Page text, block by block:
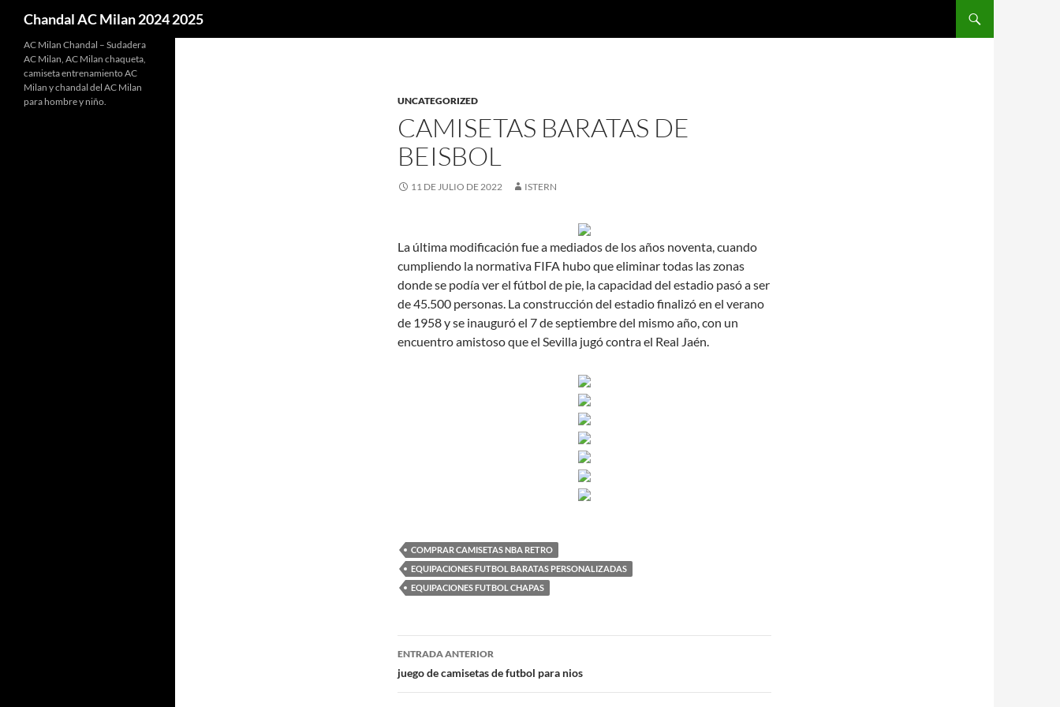
Chandal AC Milan 2024 2025
UNCATEGORIZED
CAMISETAS BARATAS DE
BEISBOL
11 DE JULIO DE 2022 ISTERN
La última modificación fue a mediados de los años noventa, cuando
cumpliendo la normativa FIFA hubo que eliminar todas las zonas
donde se podía ver el fútbol de pie, la capacidad del estadio pasó a ser
de 45.500 personas. La construcción del estadio finalizó en el verano
de 1958 y se inauguró el 7 de septiembre del mismo año, con un
encuentro amistoso que el Sevilla jugó contra el Real Jaén.
COMPRAR CAMISETAS NBA RETRO
EQUIPACIONES FUTBOL BARATAS PERSONALIZADAS
EQUIPACIONES FUTBOL CHAPAS
Navegación
de
ENTRADA ANTERIOR
juego de camisetas de futbol para nios
AC Milan Chandal – Sudadera
AC Milan, AC Milan chaqueta,
camiseta entrenamiento AC
Milan y chandal del AC Milan
para hombre y niño.